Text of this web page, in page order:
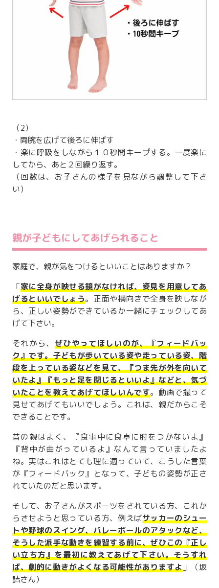
（2）
・両腕を広げて後ろに伸ばす
・楽に呼吸をしながら１０秒間キープする。一度楽に
してから、あと２回繰り返す。
（回数は、お子さんの様子を見ながら調整して下さ
い）
親が子どもにしてあげられること
家庭で、親が気をつけるといいことはありますか？
「家に全身が映せる鏡がなければ、姿見を用意してあ
げるといいでしょう。正面や横向きで全身を映しなが
ら、正しい姿勢ができているか一緒にチェックしてあ
げて下さい。
それから、 ぜひやってほしいのが、『フィードバッ
ク』です。子どもが歩いている姿や走っている姿、階
段を上っている姿などを見て、『つま先が外を向いて
いたよ』『もっと足を閉じるといいよ』などと、気づ
いたことを教えてあげてほしいんです。動画で撮って
見せてあげてもいいでしょう。これは、親だからこそ
できることです。
昔の親はよく、『食事中に食卓に肘をつかないよ』
『背中が曲がっているよ』なんて言っていましたよ
ね。実はこれはとても理に適っていて、こうした言葉
が『フィードバック』となって、子どもの姿勢が正さ
れていたのだと思います。
そして、お子さんがスポーツをされている方、これか
らさせようと思っている方、例えばサッカーのシュー
トや野球のスイング、バレーボールのアタックなど、
そうした派手な動きを練習する前に、ぜひこの『正し
い立ち方』を最初に教えてあげて下さい。そうすれ
ば、劇的に動きがよくなる可能性がありますよ」（坂
詰さん）